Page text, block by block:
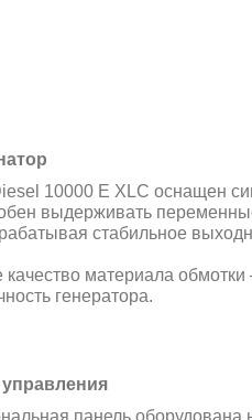
10000 E XLC оснащен
выдерживать
стабильное
качество материала
генератора.
панель